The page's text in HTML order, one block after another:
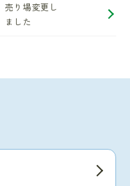
売り場変更し
ました